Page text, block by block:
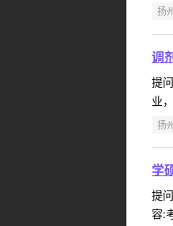
扬
调
提
业
扬
学
提
容: